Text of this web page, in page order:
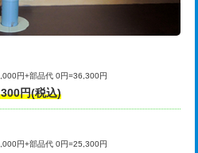
事/3ｍ超
し作業）
清掃・修
中作業）
清掃・修
重作業）
33,000円
円+部品代 0円=36,300円
円(税込)
円+部品代 0円=25,300円